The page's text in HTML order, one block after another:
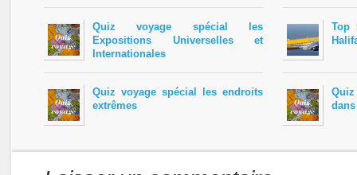
Quiz voyage spécial les
Expositions Universelles et
Internationales
Top
Quiz voyage spécial les endroits
extrêmes